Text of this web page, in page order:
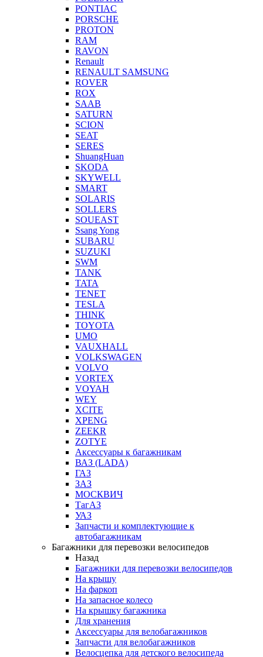
PONTIAC
PORSCHE
PROTON
RAM
RAVON
Renault
RENAULT SAMSUNG
ROVER
ROX
SAAB
SATURN
SCION
SEAT
SERES
ShuangHuan
SKODA
SKYWELL
SMART
SOLARIS
SOLLERS
SOUEAST
Ssang Yong
SUBARU
SUZUKI
SWM
TANK
TATA
TENET
TESLA
THINK
TOYOTA
UMO
VAUXHALL
VOLKSWAGEN
VOLVO
VORTEX
VOYAH
WEY
XCITE
XPENG
ZEEKR
ZOTYE
Аксессуары к багажникам
ВАЗ (LADA)
ГАЗ
ЗАЗ
МОСКВИЧ
ТагАЗ
УАЗ
Запчасти и комплектующие к
автобагажникам
Багажники для перевозки велосипедов
Назад
Багажники для перевозки велосипедов
На крышу
На фаркоп
На запасное колесо
На крышку багажника
Для хранения
Аксессуары для велобагажников
Запчасти для велобагажников
Велосцепка для детского велосипеда